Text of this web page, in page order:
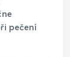
pečení